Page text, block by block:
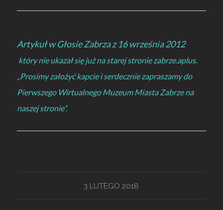
Artykuł w Głosie Zabrza z 16 września 2012
który nie ukazał się już na starej stronie zabrze.aplus.
„Prosimy założyć kapcie i serdecznie zapraszamy do
Pierwszego Wirtualnego Muzeum Miasta Zabrze na
naszej stronie”.
3 LUTEGO 2018